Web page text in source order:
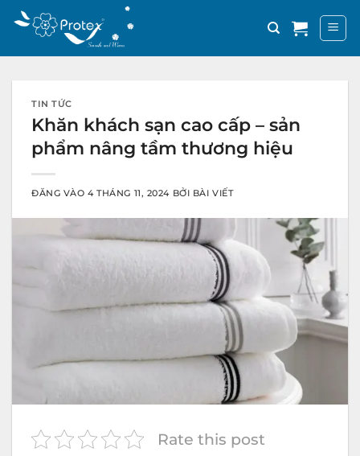
qua
TIN TỨC
Khăn khách sạn cao cấp – sản
phẩm nâng tầm thương hiệu
ĐĂNG VÀO4 THÁNG 11, 2024 BỞI BÀI VIẾT
Rate this post